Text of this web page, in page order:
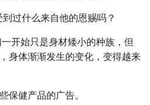
过什么来自他的恩赐吗？
开始只是身材矮小的种族，但
身体渐渐发生的变化，变得越来
保健产品的广告。